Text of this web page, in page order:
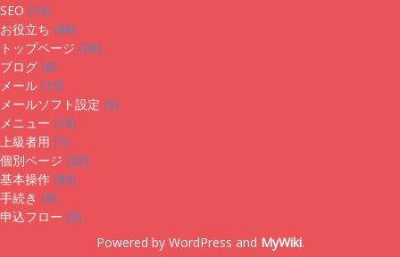
SEO (14)
お役立ち (66)
トップページ (26)
ブログ (6)
メール (15)
メールソフト設定 (5)
メニュー (16)
上級者用 (7)
個別ページ (22)
基本操作 (82)
手続き (9)
申込フロー (2)
Powered by WordPress and MyWiki.